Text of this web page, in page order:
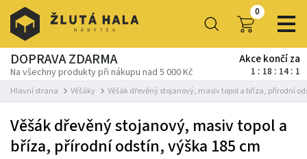
0
DOPRAVA ZDARMA
Na všechny produkty při nákupu nad 5 000 Kč
Akce končí za
1 18 14 1
Hlavní strana Věšáky Věšák dřevěný stojanový, masiv topol a bříza, přírodní
Věšák dřevěný stojanový, masiv topol a
bříza, přírodní odstín, výška 185 cm